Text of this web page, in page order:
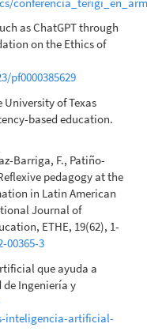
as ChatGPT through
on the Ethics of
pf0000385629
University of Texas
based education.
Barriga, F., Patiño-
pedagogy at the
in Latin American
Journal of
ETHE, 19(62), 1-
00365-3
que ayuda a
de Ingeniería y
inteligencia-artificial-